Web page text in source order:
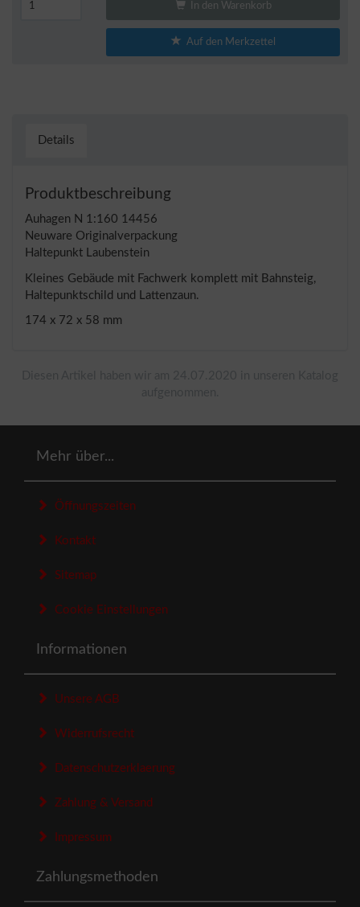
In den Warenkorb
Auf den Merkzettel
Details
Produktbeschreibung
Auhagen N 1:160 14456
Neuware Originalverpackung
Haltepunkt Laubenstein
Kleines Gebäude mit Fachwerk komplett mit Bahnsteig,
Haltepunktschild und Lattenzaun.
174 x 72 x 58 mm
Mehr über...
Öffnungszeiten
Kontakt
Sitemap
Cookie Einstellungen
Informationen
Unsere AGB
Widerrufsrecht
Datenschutzerklaerung
Zahlung & Versand
Impressum
Zahlungsmethoden